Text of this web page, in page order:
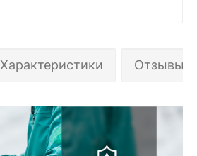
Характеристики Отзывы 0